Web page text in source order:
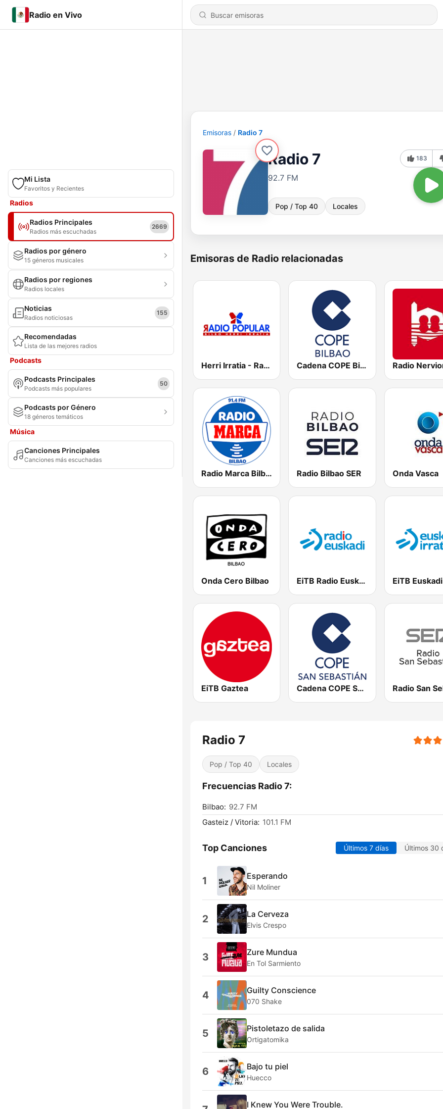
Radio en Vivo
Mi Lista
Favoritos y Recientes
Radios
Radios Principales
Radios más escuchadas
2669
Radios por género
15 géneros musicales
Radios por regiones
Radios locales
Noticias
Radios noticiosas
155
Recomendadas
Lista de las mejores radios
Podcasts
Podcasts Principales
Podcasts más populares
50
Podcasts por Género
18 géneros temáticos
Música
Canciones Principales
Canciones más escuchadas
Emisoras Radio 7
Radio 7
92.7 FM
Pop / Top 40 Locales
183
Emisoras de Radio relacionadas
Herri Irratia - Radio Popular Cadena COPE Bilbao Radio
Radio Marca Bilbao Radio Bilbao SER Onda Vasca
Onda Cero Bilbao EiTB Radio Euskadi
EiTB Gaztea Cadena COPE San Sebastián
Radio 7
Pop / Top 40 Locales
Frecuencias Radio 7:
Bilbao: 92.7 FM
Gasteiz / Vitoria: 101.1 FM
Top Canciones Últimos 7 días Últimos 30
1 Esperando
Nil Moliner
2 La Cerveza
Elvis Crespo
3 Zure Mundua
En Tol Sarmiento
4 Guilty Conscience
070 Shake
5 Pistoletazo de salida
Ortigatomika
6 Bajo tu piel
Huecco
I Knew You Were Trouble.